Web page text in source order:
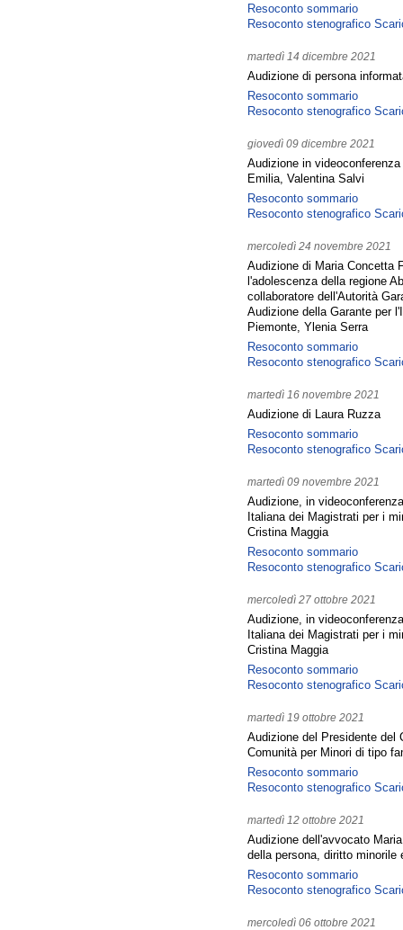
Resoconto sommario
Resoconto stenografico
martedì 14 dicembre 2021
Audizione di persona
Resoconto sommario
Resoconto stenografico
giovedì 09 dicembre 2021
Audizione in
Emilia, Valentina Salvi
Resoconto sommario
Resoconto stenografico
mercoledì 24 novembre 2021
Audizione di Maria Concetta
l'adolescenza della regione
collaboratore dell'Autorità
Audizione della Garante per
Piemonte, Ylenia Serra
Resoconto sommario
Resoconto stenografico
martedì 16 novembre 2021
Audizione di Laura Ruzza
Resoconto sommario
Resoconto stenografico
martedì 09 novembre 2021
Audizione, in
Italiana dei Magistrati per i
Cristina Maggia
Resoconto sommario
Resoconto stenografico
mercoledì 27 ottobre 2021
Audizione, in
Italiana dei Magistrati per i
Cristina Maggia
Resoconto sommario
Resoconto stenografico
martedì 19 ottobre 2021
Audizione del Presidente del
Comunità per Minori di tipo
Resoconto sommario
Resoconto stenografico
martedì 12 ottobre 2021
Audizione dell'avvocato
della persona, diritto minorile
Resoconto sommario
Resoconto stenografico
mercoledì 06 ottobre 2021